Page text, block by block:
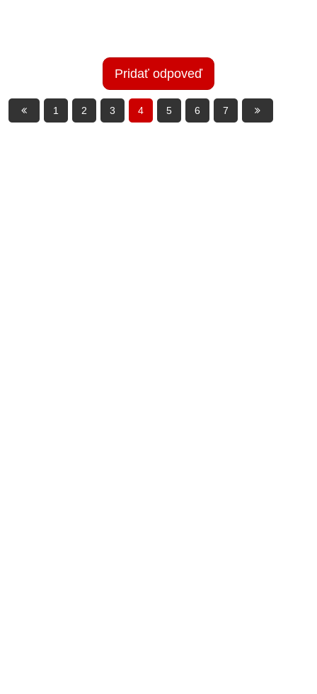
Pridať odpoveď
1 2 3 4 5 6 7